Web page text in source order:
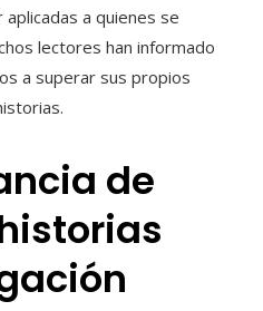
a quienes se
lectores han informado
a superar sus propios
de